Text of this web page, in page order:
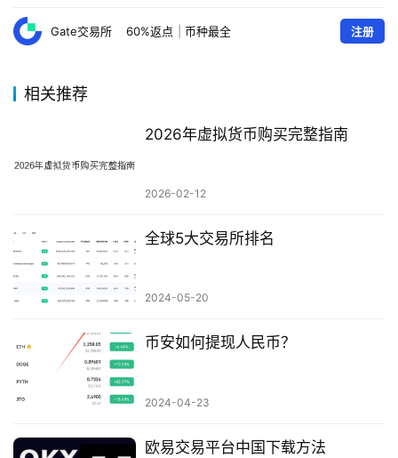
Gate交易所 60%返点 币种最全 注册
相关推荐
2026年虚拟货币购买完整指南
2026-02-12
全球5大交易所排名
2024-05-20
币安如何提现人民币？
2024-04-23
欧易交易平台中国下载方法